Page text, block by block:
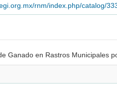
rnm/index.php/catalog/
Ganado en Rastros Municipales